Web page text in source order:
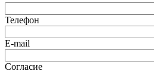
Телефон
E-mail
Согласие